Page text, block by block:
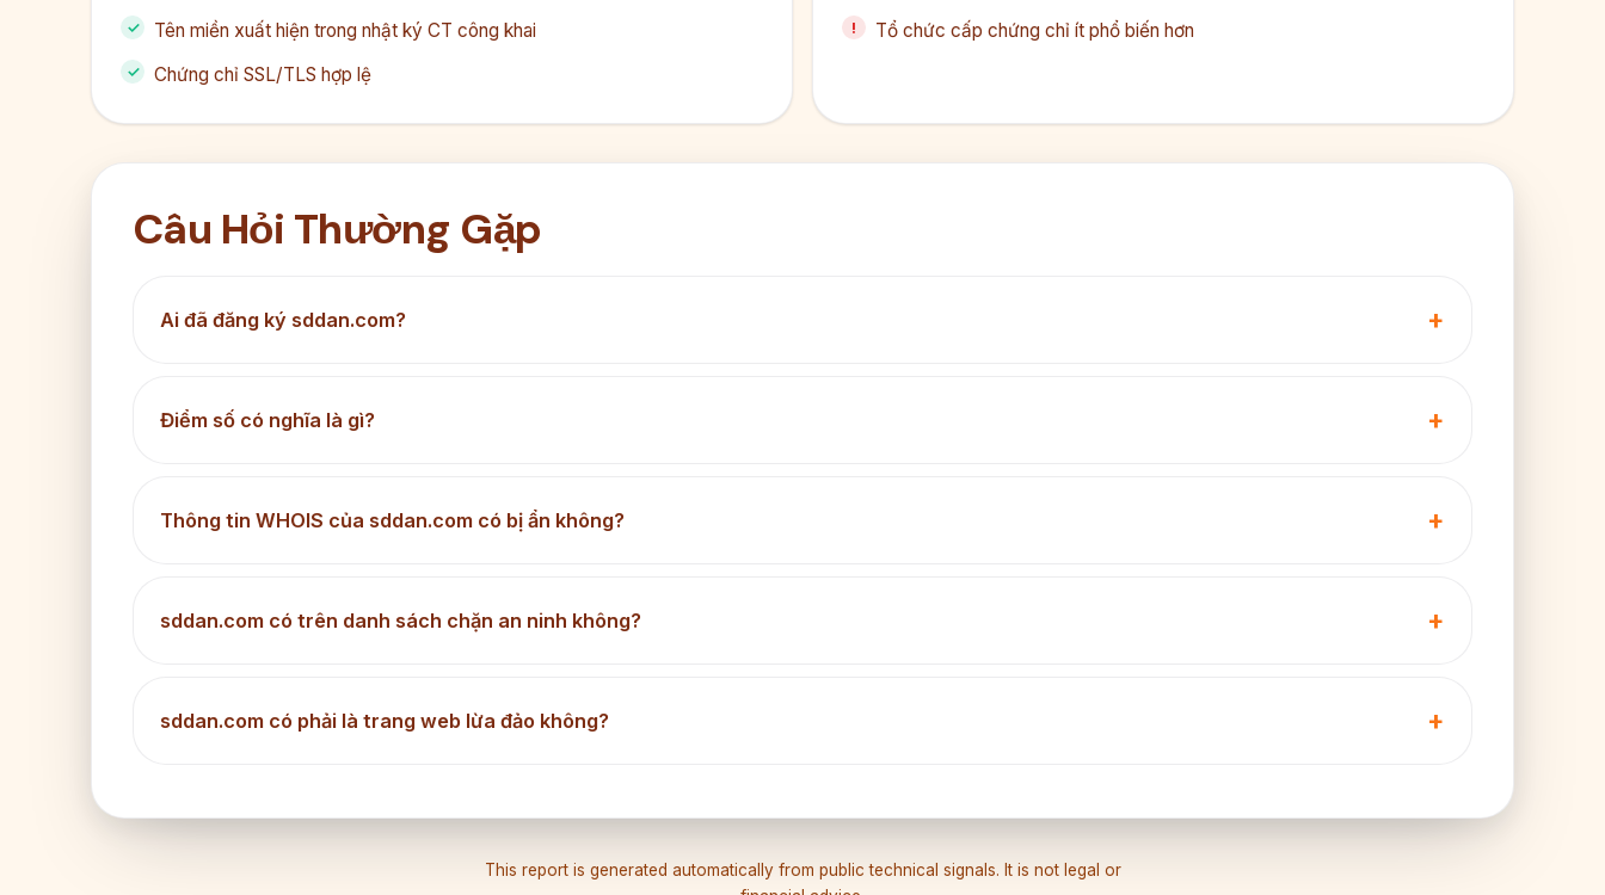
Tên miền xuất hiện trong nhật ký CT công khai
Chứng chỉ SSL/TLS hợp lệ
Tổ chức cấp chứng chỉ ít phổ biến hơn
Câu Hỏi Thường Gặp
Ai đã đăng ký sddan.com?
Điểm số có nghĩa là gì?
Thông tin WHOIS của sddan.com có bị ẩn không?
sddan.com có trên danh sách chặn an ninh không?
sddan.com có phải là trang web lừa đảo không?
This report is generated automatically from public technical signals. It is not legal or